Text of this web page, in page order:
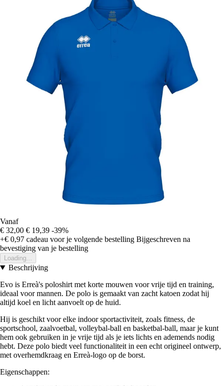
Vanaf
€ 32,00 € 19,39 -39%
+€ 0,97 cadeau voor je volgende bestelling Bijgeschreven na
bevestiging van je bestelling
Loading...
Beschrijving
Evo is Erreà's poloshirt met korte mouwen voor vrije tijd en training,
ideaal voor mannen. De polo is gemaakt van zacht katoen zodat hij
altijd koel en licht aanvoelt op de huid.
Hij is geschikt voor elke indoor sportactiviteit, zoals fitness, de
sportschool, zaalvoetbal, volleybal-ball en basketbal-ball, maar je kunt
hem ook gebruiken in je vrije tijd als je iets lichts en ademends nodig
hebt. Deze polo biedt veel functionaliteit in een echt origineel ontwerp,
met overhemdkraag en Erreà-logo op de borst.
Eigenschappen: